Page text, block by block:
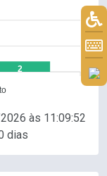
2
às 11:09:52
dias